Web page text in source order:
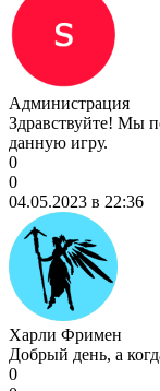
Администрация
Здравствуйте! Мы
данную игру.
0
0
04.05.2023 в 22:36
Харли Фримен
Добрый день, а
0